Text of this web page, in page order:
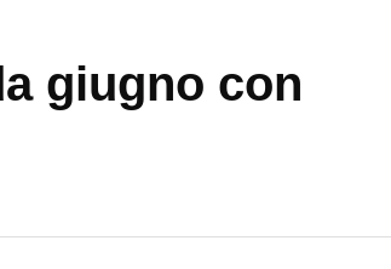
giugno con